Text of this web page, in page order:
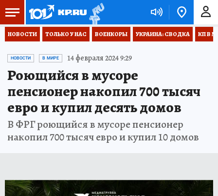
НОВОСТИ ТОЛЬКО У НАС ВОЕНКОРЫ УКРАИНА: СВОДКА КП В
НОВОСТИ В МИРЕ 14 февраля 2024 9:29
Роющийся в мусоре
пенсионер накопил 700 тысяч
евро и купил десять домов
В ФРГ роющийся в мусоре пенсионер
накопил 700 тысяч евро и купил 10 домов